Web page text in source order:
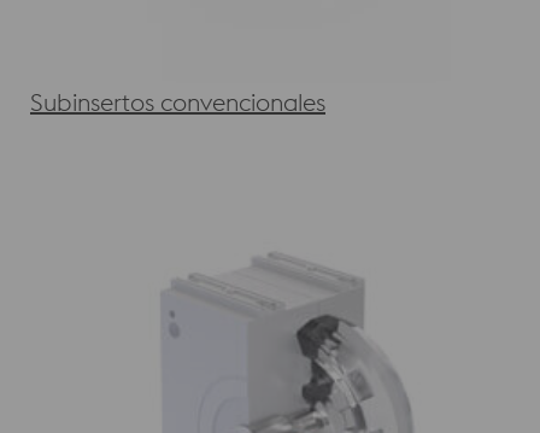
Subinsertos convencionales